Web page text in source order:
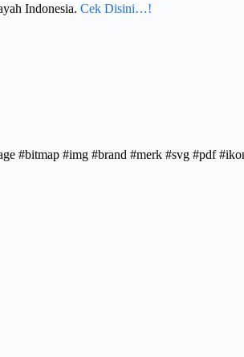
Indonesia. Cek Disini…!
#bitmap #img #brand #merk #svg #pdf